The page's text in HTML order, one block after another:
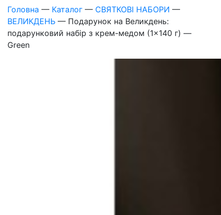
Головна — Каталог — СВЯТКОВІ НАБОРИ —
ВЕЛИКДЕНЬ — Подарунок на Великдень:
подарунковий набір з крем-медом (1×140 г) —
Green